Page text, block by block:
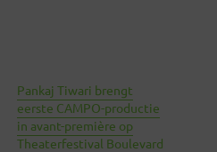
Pankaj Tiwari brengt
eerste CAMPO-productie
in avant-première op
Theaterfestival Boulevard